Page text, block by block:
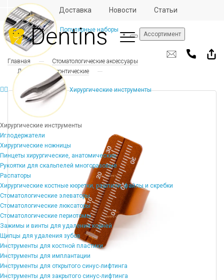
Отзывы Доставка Новости Статьи
Ассортимент
Популярные наборы
Хирургические инструменты
Хирургические инструменты
Иглодержатели
Хирургические ножницы
Пинцеты хирургические, анатомические
Рукоятки для скальпелей многоразовые
Распаторы
Хирургические костные кюретки, рашпили, файлы и скребки
Стоматологические элеваторы
Стоматологические люксаторы
Стоматологические периотомы
Зажимы и винты для удаления корней
Щипцы для удаления зубов
Инструменты для костной пластики
Инструменты для имплантации
Инструменты для открытого синус-лифтинга
Инструменты для закрытого синус-лифтинга
Главная
Стоматологические аксессуары
Линейки эндодонтические